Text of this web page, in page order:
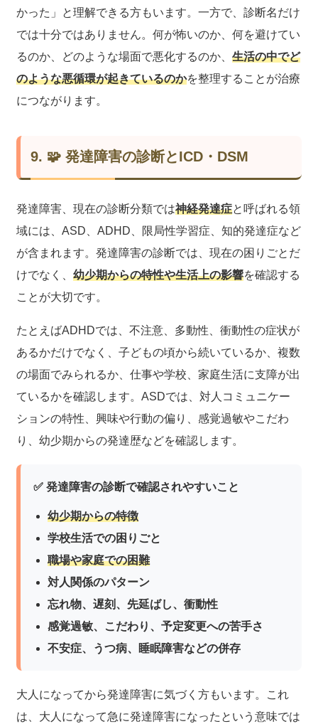
かった」と理解できる方もいます。一方で、診断名だけ
では十分ではありません。何が怖いのか、何を避けてい
るのか、どのような場面で悪化するのか、生活の中でど
のような悪循環が起きているのかを整理することが治療
につながります。
9. 🧩 発達障害の診断とICD・DSM
発達障害、現在の診断分類では神経発達症と呼ばれる領
域には、ASD、ADHD、限局性学習症、知的発達症など
が含まれます。発達障害の診断では、現在の困りごとだ
けでなく、幼少期からの特性や生活上の影響を確認する
ことが大切です。
たとえばADHDでは、不注意、多動性、衝動性の症状が
あるかだけでなく、子どもの頃から続いているか、複数
の場面でみられるか、仕事や学校、家庭生活に支障が出
ているかを確認します。ASDでは、対人コミュニケー
ションの特性、興味や行動の偏り、感覚過敏やこだわ
り、幼少期からの発達歴などを確認します。
✅ 発達障害の診断で確認されやすいこと
幼少期からの特徴
学校生活での困りごと
職場や家庭での困難
対人関係のパターン
忘れ物、遅刻、先延ばし、衝動性
感覚過敏、こだわり、予定変更への苦手さ
不安症、うつ病、睡眠障害などの併存
大人になってから発達障害に気づく方もいます。これ
は、大人になって急に発達障害になったという意味では